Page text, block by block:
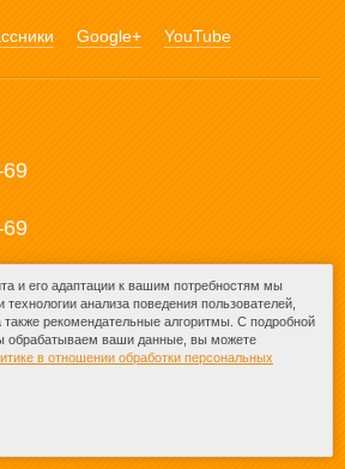
Google+ YouTube
и его адаптации к вашим потребностям мы
анализа поведения пользователей,
рекомендательные алгоритмы. С подробной
обрабатываем ваши данные, вы можете
в отношении обработки персональных